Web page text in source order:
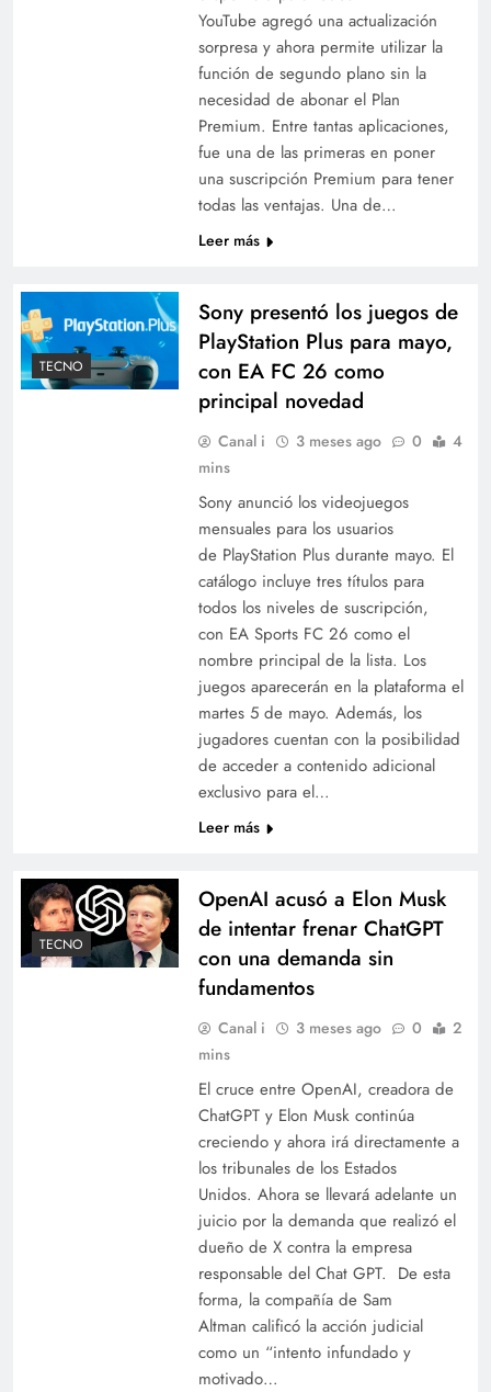
YouTube agregó una actualización
sorpresa y ahora permite utilizar la
función de segundo plano sin la
necesidad de abonar el Plan
Premium. Entre tantas aplicaciones,
fue una de las primeras en poner
una suscripción Premium para tener
todas las ventajas. Una de…
Leer más
TECNO
Sony presentó los juegos de
PlayStation Plus para mayo,
con EA FC 26 como
principal novedad
Canal i 3 meses ago 0
4
mins
Sony anunció los videojuegos
mensuales para los usuarios
de PlayStation Plus durante mayo. El
catálogo incluye tres títulos para
todos los niveles de suscripción,
con EA Sports FC 26 como el
nombre principal de la lista. Los
juegos aparecerán en la plataforma el
martes 5 de mayo. Además, los
jugadores cuentan con la posibilidad
de acceder a contenido adicional
exclusivo para el…
Leer más
TECNO
OpenAI acusó a Elon Musk
de intentar frenar ChatGPT
con una demanda sin
fundamentos
Canal i 3 meses ago 0
2
mins
El cruce entre OpenAI, creadora de
ChatGPT y Elon Musk continúa
creciendo y ahora irá directamente a
los tribunales de los Estados
Unidos. Ahora se llevará adelante un
juicio por la demanda que realizó el
dueño de X contra la empresa
responsable del Chat GPT. De esta
forma, la compañía de Sam
Altman calificó la acción judicial
como un “intento infundado y
motivado…